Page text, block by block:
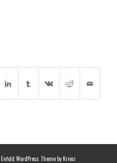
Enfold WordPress Theme by Kriesi